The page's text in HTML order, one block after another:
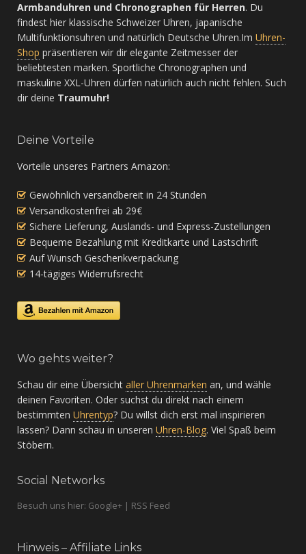
Armbanduhren und Chronographen für Herren. Du
findest hier klassische Schweizer Uhren, japanische
Multifunktionsuhren und natürlich Deutsche Uhren.Im Uhren-
Shop präsentieren wir dir elegante Zeitmesser der
beliebtesten marken. Sportliche Chronographen und
maskuline XXL-Uhren dürfen natürlich auch nicht fehlen. Such
dir deine Traumuhr!
Deine Vorteile
Vorteile unseres Partners Amazon:
Gewöhnlich versandbereit in 24 Stunden
Versandkostenfrei ab 29€
Sichere Lieferung, Auslands- und Express-Zustellungen
Bequeme Bezahlung mit Kreditkarte und Lastschrift
Auf Wunsch Geschenkverpackung
14-tägiges Widerrufsrecht
Wo gehts weiter?
Schau dir eine Übersicht aller Uhrenmarken an, und wähle
deinen Favoriten. Oder suchst du direkt nach einem
bestimmten Uhrentyp? Du willst dich erst mal inspirieren
lassen? Dann schau in unseren Uhren-Blog. Viel Spaß beim
Stöbern.
Social Networks
Besuch uns hier: Google+ | RSS Feed
Hinweis – Affiliate Links